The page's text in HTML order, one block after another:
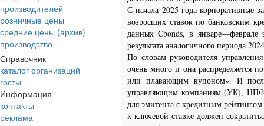
производителей
розничные цены
средние цены (архив)
производство
Справочник
каталог организаций
госты
Информация
контакты
реклама
С начала 2025 года корпоративные
возросших ставок по банковским
данных Cbonds, в
результата аналогичного периода
По словам руководителя
очень много и она распределяется
или плавающим купоном». И
управляющим компаниям (УК), НПФ,
для эмитента с кредитным
к ключевой ставке должен